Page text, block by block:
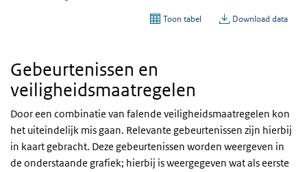
Gebeurtenissen en
veiligheidsmaatregelen
Door een combinatie van falende veiligheidsmaatregelen kon
het uiteindelijk mis gaan. Relevante gebeurtenissen zijn hierbij
in kaart gebracht. Deze gebeurtenissen worden weergeven in
de onderstaande grafiek; hierbij is weergegeven wat als eerste